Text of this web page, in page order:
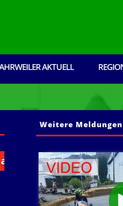
AKTUELL
Brohltal: Senden
Weitere